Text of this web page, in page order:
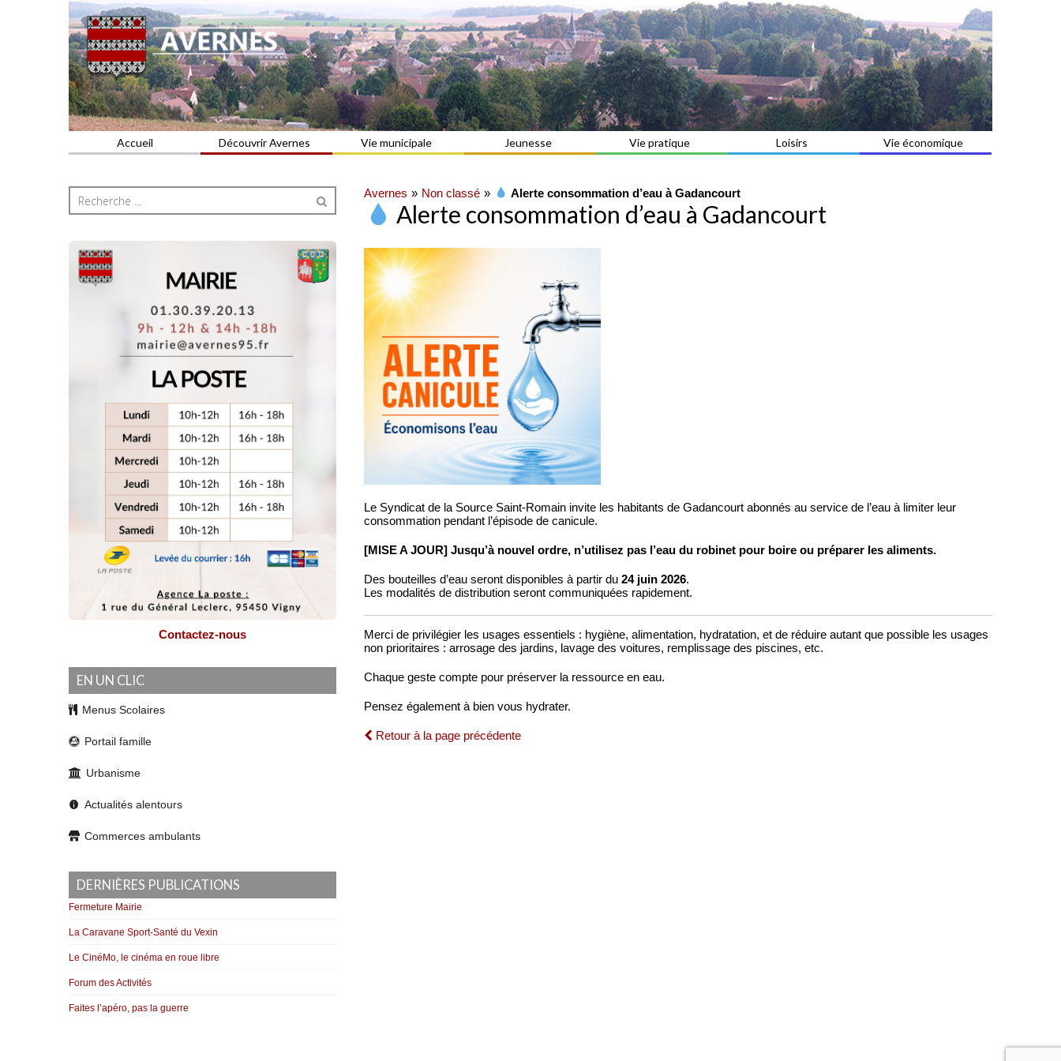
AVERNES
Commune du Val d'Oise
Accueil Découvrir Avernes Vie municipale Jeunesse Vie pratique Loisirs Vie économique
Avernes Non classé Alerte consommation d’eau à Gadancourt
Alerte consommation d’eau à Gadancourt
Le Syndicat de la Source Saint-Romain invite les habitants de Gadancourt abonnés au service de l’eau à limiter leur
consommation pendant l’épisode de canicule.
[MISE A JOUR] Jusqu’à nouvel ordre, n’utilisez pas l’eau du robinet pour boire ou préparer les aliments.
Des bouteilles d’eau seront disponibles à partir du24 juin 2026.
Les modalités de distribution seront communiquées rapidement.
Merci de privilégier les usages essentiels : hygiène, alimentation, hydratation, et de réduire autant que possible les usages
non prioritaires : arrosage des jardins, lavage des voitures, remplissage des piscines, etc.
Chaque geste compte pour préserver la ressource en eau.
Pensez également à bien vous hydrater.
Retour à la page précédente
Contactez-nous
EN UN CLIC
Menus Scolaires
Portail famille
Urbanisme
Actualités alentours
Commerces ambulants
DERNIÈRES PUBLICATIONS
Fermeture Mairie
La Caravane Sport-Santé du Vexin
Le CinéMo, le cinéma en roue libre
Forum des Activités
Faites l’apéro, pas la guerre